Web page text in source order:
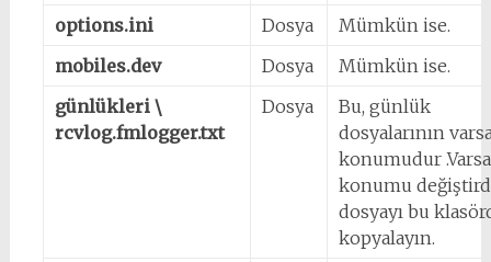
options.ini Dosya
Mümkün ise.
mobiles.dev
Dosya
Mümkün ise.
günlükleri \
rcvlog.fmlogger.txt
Dosya Bu, günlük
dosyalarının
konumudur
konumu
dosyayı bu
kopyalayın.